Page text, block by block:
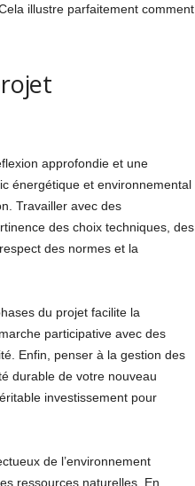
illustre parfaitement comment
approfondie et une
énergétique et environnemental
Travailler avec des
des choix techniques, des
des normes et la
du projet facilite la
participative avec des
Enfin, penser à la gestion des
durable de votre nouveau
investissement pour
de l’environnement
ressources naturelles. En